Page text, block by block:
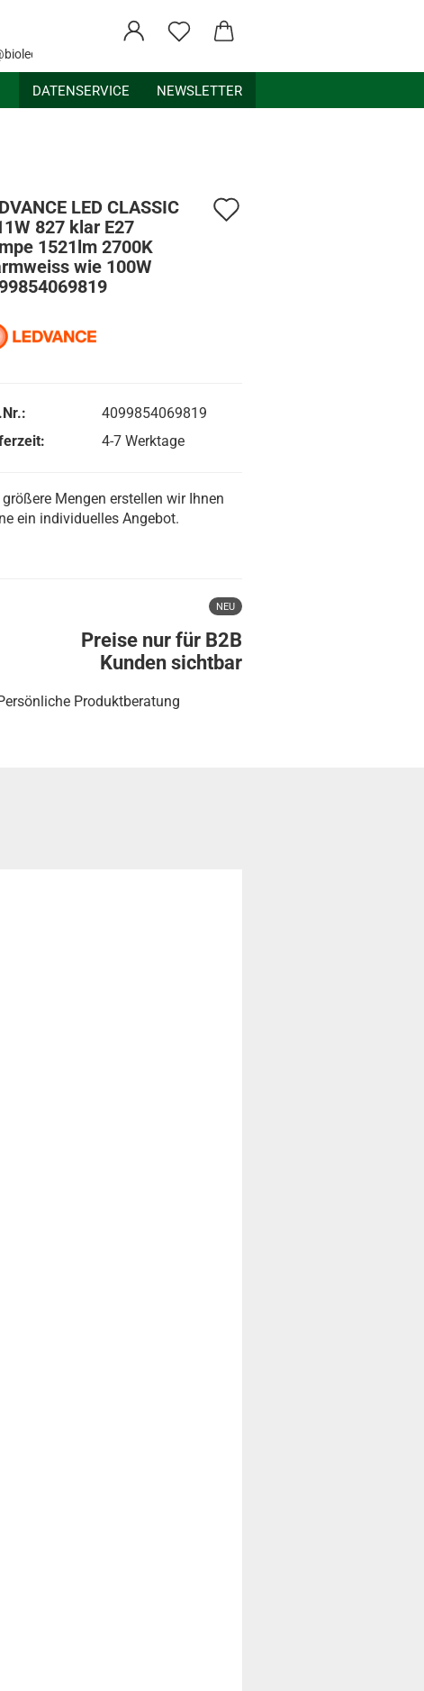
DATENSERVICE NEWSLETTER
LED CLASSIC
827 klar E27
1521lm 2700K
wie 100W
4099854069819
4-7 Werktage
größere Mengen erstellen wir Ihnen
ein individuelles Angebot.
NEU
Preise nur für B2B
Kunden sichtbar
Produktberatung